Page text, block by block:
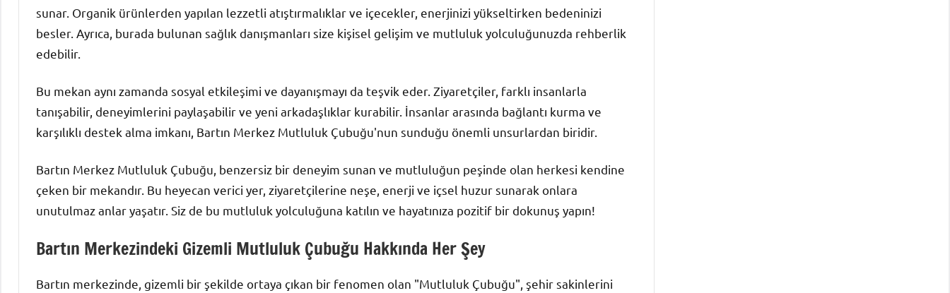
sunar. Organik ürünlerden yapılan lezzetli atıştırmalıklar ve içecekler, enerjinizi yükseltirken bedeninizi
besler. Ayrıca, burada bulunan sağlık danışmanları size kişisel gelişim ve mutluluk yolculuğunuzda rehberlik
edebilir.
Bu mekan aynı zamanda sosyal etkileşimi ve dayanışmayı da teşvik eder. Ziyaretçiler, farklı insanlarla
tanışabilir, deneyimlerini paylaşabilir ve yeni arkadaşlıklar kurabilir. İnsanlar arasında bağlantı kurma ve
karşılıklı destek alma imkanı, Bartın Merkez Mutluluk Çubuğu'nun sunduğu önemli unsurlardan biridir.
Bartın Merkez Mutluluk Çubuğu, benzersiz bir deneyim sunan ve mutluluğun peşinde olan herkesi kendine
çeken bir mekandır. Bu heyecan verici yer, ziyaretçilerine neşe, enerji ve içsel huzur sunarak onlara
unutulmaz anlar yaşatır. Siz de bu mutluluk yolculuğuna katılın ve hayatınıza pozitif bir dokunuş yapın!
Bartın Merkezindeki Gizemli Mutluluk Çubuğu Hakkında Her Şey
Bartın merkezinde, gizemli bir şekilde ortaya çıkan bir fenomen olan "Mutluluk Çubuğu", şehir sakinlerini